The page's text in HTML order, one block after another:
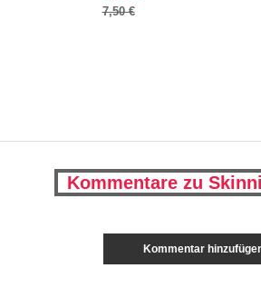
7,50 €
Kommentare zu
Kommentar